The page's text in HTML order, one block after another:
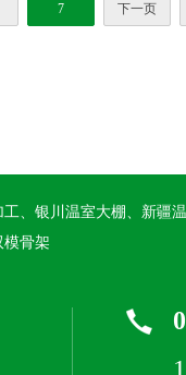
7 下一页
、银川温室大棚、新疆
模骨架